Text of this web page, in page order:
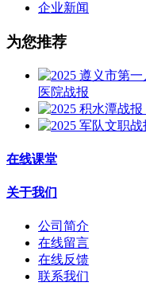
企业新闻
为您推荐
医院战报
在线课堂
关于我们
公司简介
在线留言
在线反馈
联系我们